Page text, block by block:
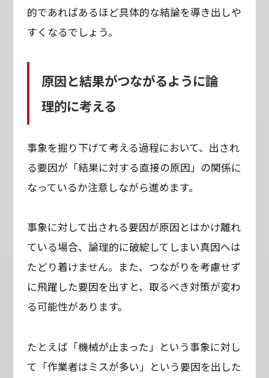
的であればあるほど具体的な結論を導き出しや
すくなるでしょう。
原因と結果がつながるように論
理的に考える
事象を掘り下げて考える過程において、出され
る要因が「結果に対する直接の原因」の関係に
なっているか注意しながら進めます。
事象に対して出される要因が原因とはかけ離れ
ている場合、論理的に破綻してしまい真因へは
たどり着けません。また、つながりを考慮せず
に飛躍した要因を出すと、取るべき対策が変わ
る可能性があります。
たとえば「機械が止まった」という事象に対し
て「作業者はミスが多い」という要因を出した